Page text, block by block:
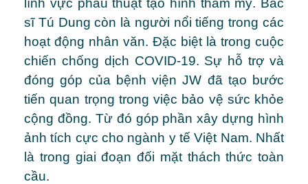
sĩ Tú Dung còn là người nổi tiếng trong các
hoạt động nhân văn. Đặc biệt là trong cuộc
chiến chống dịch COVID-19. Sự hỗ trợ và
đóng góp của bệnh viện JW đã tạo bước
tiến quan trọng trong việc bảo vệ sức khỏe
cộng đồng. Từ đó góp phần xây dựng hình
ảnh tích cực cho ngành y tế Việt Nam. Nhất
là trong giai đoạn đối mặt thách thức toàn
cầu.